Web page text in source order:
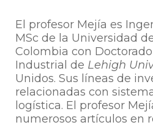
El profesor Mejía es
MSc de la Universidad
Colombia con
Industrial de Lehigh
Unidos. Sus líneas de
relacionadas con
logística. El profesor
numerosos artículos en